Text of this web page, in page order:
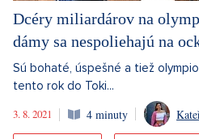
Dcéry miliardárov na
dámy sa nespoliehajú na
Sú bohaté, úspešné a tiež
tento rok do Toki...
3. 8. 2021
4 minuty